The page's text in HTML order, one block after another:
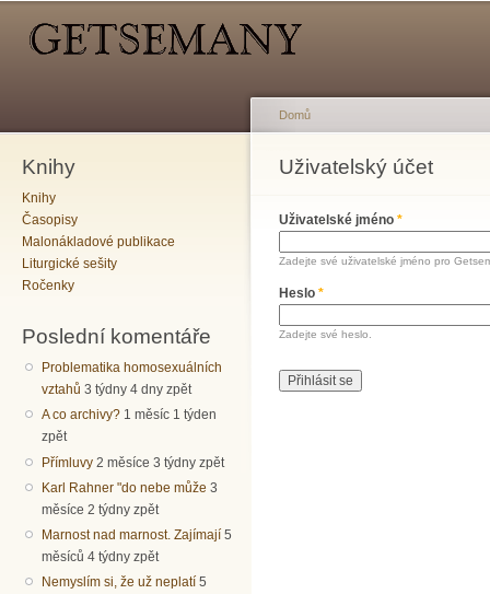
Knihy
Knihy
Časopisy
Malonákladové publikace
Liturgické sešity
Ročenky
Poslední komentáře
Problematika homosexuálních
vztahů 3 týdny 4 dny zpět
A co archivy? 1 měsíc 1 týden
zpět
Přímluvy 2 měsíce 3 týdny zpět
Karl Rahner "do nebe může 3
měsíce 2 týdny zpět
Marnost nad marnost. Zajímají 5
měsíců 4 týdny zpět
Nemyslím si, že už neplatí 5
Jste zde
Domů
Uživatelský účet
Hlavní záložky
Uživatelské jméno *
Zadejte své uživatelské jméno pro
Heslo *
Zadejte své heslo.